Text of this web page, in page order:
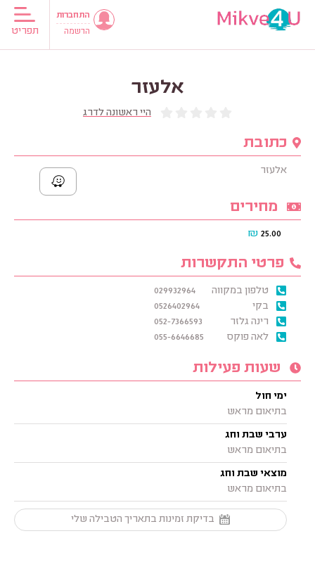
תפריט
התחברות
הרשמה
אלעזר
היי ראשונה לדרג
כתובת
אלעזר
מחירים
25.00
₪
פרטי התקשרות
טלפון במקווה
029932964
בקי
0526402964
רינה גלזר
052-7366593
לאה פוקס
055-6646685
שעות פעילות
ימי חול
בתיאום מראש
ערבי שבת וחג
בתיאום מראש
מוצאי שבת וחג
בתיאום מראש
בדיקת זמינות בתאריך הטבילה שלי